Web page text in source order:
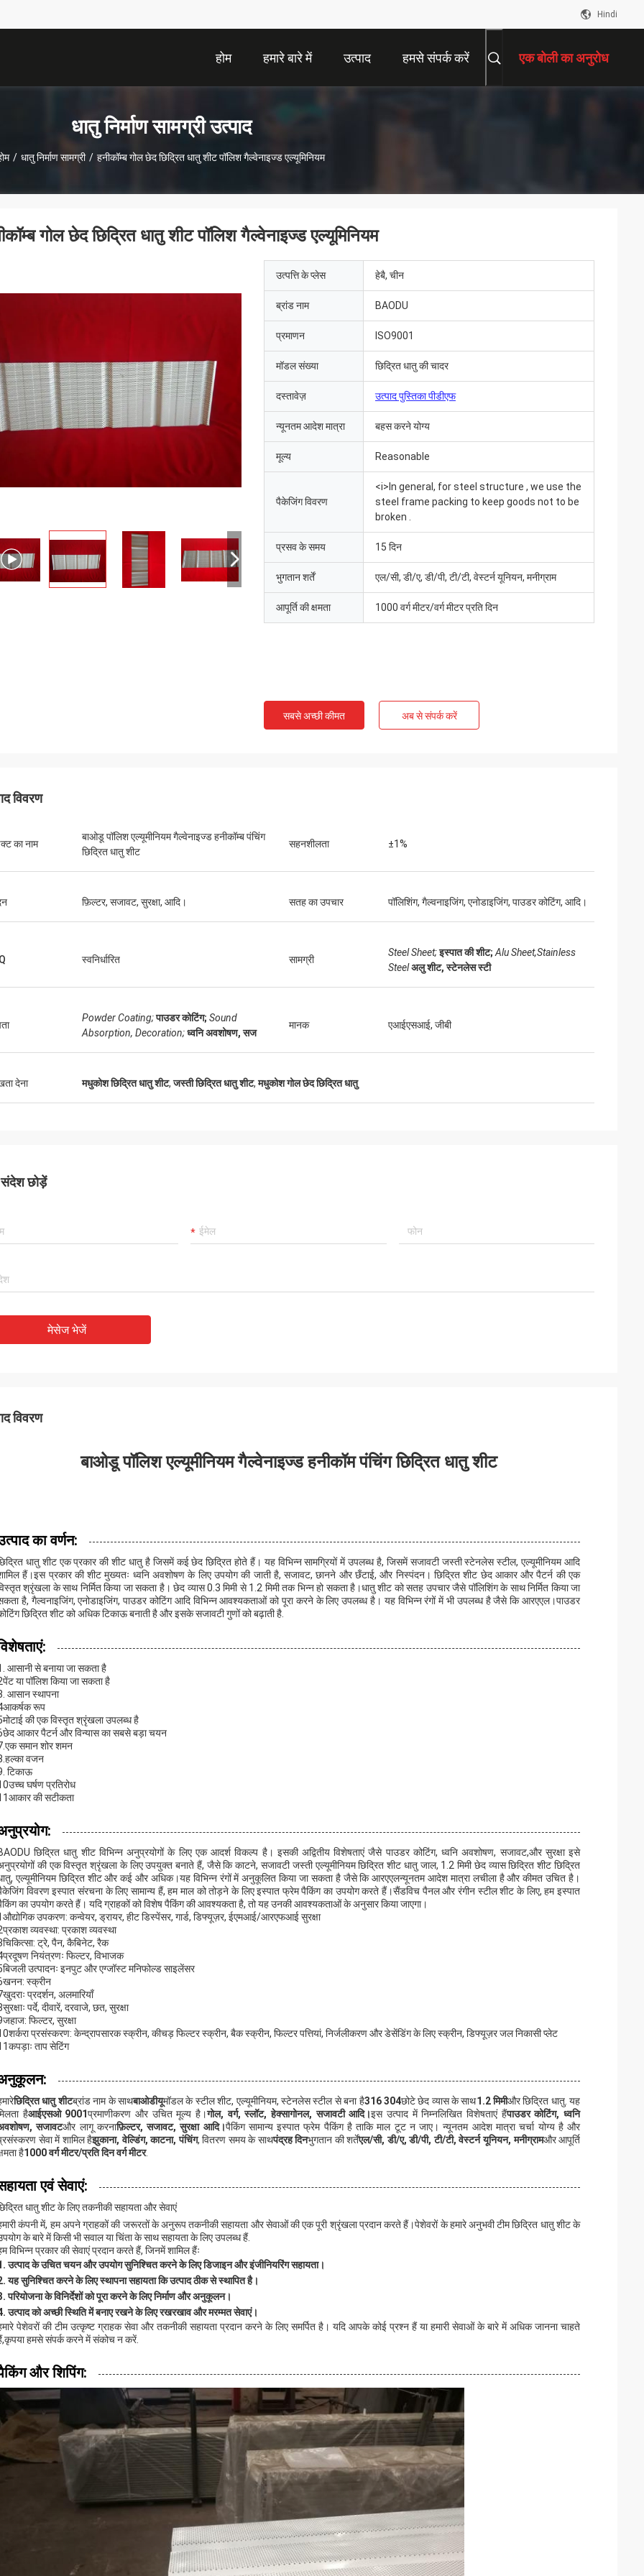
Hindi
होम हमारे बारे में उत्पाद हमसे संपर्क करें एक बोली का अनुरोध
धातु निर्माण सामग्री उत्पाद
/ धातु निर्माण सामग्री / हनीकॉम्ब गोल छेद छिद्रित धातु शीट पॉलिश गैल्वेनाइज्ड एल्यूमिनियम
श्रीमती
श्री
रहा, धन्यवाद, हम इसे पाकर खुश हैंउत्पाद पहले से ही
गोल छेद छिद्रित धातु शीट पॉलिश गैल्वेनाइज्ड एल्यूमिनियम
उत्पत्ति के प्लेस हेबै, चीन
ब्रांड नाम BAODU
प्रमाणन ISO9001
मॉडल संख्या छिद्रित धातु की चादर
दस्तावेज़ उत्पाद पुस्तिका पीडीएफ
न्यूनतम आदेश मात्रा बहस करने योग्य
मूल्य Reasonable
पैकेजिंग विवरण
<i>In general, for steel structure , we use the
steel frame packing to keep goods not to be
broken .
प्रसव के समय 15 दिन
भुगतान शर्तें एल/सी, डी/ए, डी/पी, टी/टी, वेस्टर्न यूनियन, मनीग्राम
आपूर्ति की क्षमता 1000 वर्ग मीटर/वर्ग मीटर प्रति दिन
सबसे अच्छी कीमत अब से संपर्क करें
विवरण
का नाम
बाओडू पॉलिश एल्यूमीनियम गैल्वेनाइज्ड हनीकॉम्ब पंचिंग
छिद्रित धातु शीट
सहनशीलता ±1%
फ़िल्टर, सजावट, सुरक्षा, आदि। सतह का उपचार पॉलिशिंग, गैल्वनाइजिंग, एनोडाइजिंग, पाउडर कोटिंग, आदि।
स्वनिर्धारित सामग्री
Steel Sheet;इस्पात की शीट; Alu Sheet,Stainless
Steelअलु शीट, स्टेनलेस स्टी
Powder Coating;पाउडर कोटिंग; Sound
Absorption, Decoration;ध्वनि अवशोषण, सज
मानक एआईएसआई, जीबी
देना मधुकोश छिद्रित धातु शीट,जस्ती छिद्रित धातु शीट,मधुकोश गोल छेद छिद्रित धातु
छोड़ें
मेसेज भेजें
विवरण
बाओडू पॉलिश एल्यूमीनियम गैल्वेनाइज्ड हनीकॉम पंचिंग छिद्रित धातु शीट
का वर्णन:
धातु शीट एक प्रकार की शीट धातु है जिसमें कई छेद छिद्रित होते हैं। यह विभिन्न सामग्रियों में उपलब्ध है, जिसमें सजावटी जस्ती स्टेनलेस स्टील, एल्यूमीनियम आदि
हैं।इस प्रकार की शीट मुख्यतः ध्वनि अवशोषण के लिए उपयोग की जाती है, सजावट, छानने और छँटाई, और निस्पंदन। छिद्रित शीट छेद आकार और पैटर्न की एक
श्रृंखला के साथ निर्मित किया जा सकता है। छेद व्यास 0.3 मिमी से 1.2 मिमी तक भिन्न हो सकता है।धातु शीट को सतह उपचार जैसे पॉलिशिंग के साथ निर्मित किया जा
है, गैल्वनाइजिंग, एनोडाइजिंग, पाउडर कोटिंग आदि विभिन्न आवश्यकताओं को पूरा करने के लिए उपलब्ध है। यह विभिन्न रंगों में भी उपलब्ध है जैसे कि आरएएल।पाउडर
छिद्रित शीट को अधिक टिकाऊ बनाती है और इसके सजावटी गुणों को बढ़ाती है.
आसानी से बनाया जा सकता है
या पॉलिश किया जा सकता है
आसान स्थापना
रूप
की एक विस्तृत श्रृंखला उपलब्ध है
आकार पैटर्न और विन्यास का सबसे बड़ा चयन
समान शोर शमन
वजन
टिकाऊ
घर्षण प्रतिरोध
की सटीकता
छिद्रित धातु शीट विभिन्न अनुप्रयोगों के लिए एक आदर्श विकल्प है। इसकी अद्वितीय विशेषताएं जैसे पाउडर कोटिंग, ध्वनि अवशोषण, सजावट,और सुरक्षा इसे
की एक विस्तृत श्रृंखला के लिए उपयुक्त बनाते हैं, जैसे कि काटने, सजावटी जस्ती एल्यूमीनियम छिद्रित शीट धातु जाल, 1.2 मिमी छेद व्यास छिद्रित शीट छिद्रित
एल्यूमीनियम छिद्रित शीट और कई और अधिक।यह विभिन्न रंगों में अनुकूलित किया जा सकता है जैसे कि आरएएलन्यूनतम आदेश मात्रा लचीला है और कीमत उचित है।
विवरण इस्पात संरचना के लिए सामान्य हैं, हम माल को तोड़ने के लिए इस्पात फ्रेम पैकिंग का उपयोग करते हैं।सैंडविच पैनल और रंगीन स्टील शीट के लिए, हम इस्पात
का उपयोग करते हैं। यदि ग्राहकों को विशेष पैकिंग की आवश्यकता है, तो यह उनकी आवश्यकताओं के अनुसार किया जाएगा।
उपकरण: कन्वेयर, ड्रायर, हीट डिस्पेंसर, गार्ड, डिफ्यूज़र, ईएमआई/आरएफआई सुरक्षा
व्यवस्था: प्रकाश व्यवस्था
ट्रे, पैन, कैबिनेट, रैक
नियंत्रणः फिल्टर, विभाजक
उत्पादनः इनपुट और एग्जॉस्ट मनिफोल्ड साइलेंसर
स्क्रीन
प्रदर्शन, अलमारियाँ
पर्दे, दीवारें, दरवाजे, छत, सुरक्षा
फिल्टर, सुरक्षा
प्रसंस्करण: केन्द्रापसारक स्क्रीन, कीचड़ फिल्टर स्क्रीन, बैक स्क्रीन, फिल्टर पत्तियां, निर्जलीकरण और डेसेंडिंग के लिए स्क्रीन, डिफ्यूज़र जल निकासी प्लेट
ताप सेटिंग
छिद्रित धातु शीटब्रांड नाम के साथबाओडीयूमॉडल के स्टील शीट, एल्यूमीनियम, स्टेनलेस स्टील से बना है316 304छोटे छेद व्यास के साथ1.2 मिमीऔर छिद्रित धातु. यह
हैआईएसओ 9001प्रमाणीकरण और उचित मूल्य है।गोल, वर्ग, स्लॉट, हेक्सागोनल, सजावटी आदि।इस उत्पाद में निम्नलिखित विशेषताएं हैंपाउडर कोटिंग, ध्वनि
सजावटऔर लागू करनाफ़िल्टर, सजावट, सुरक्षा आदि।पैकिंग सामान्य इस्पात फ्रेम पैकिंग है ताकि माल टूट न जाए। न्यूनतम आदेश मात्रा चर्चा योग्य है और
सेवा में शामिल हैझुकाना, वेल्डिंग, काटना, पंचिंग, वितरण समय के साथपंद्रह दिनभुगतान की शर्तेंएल/सी, डी/ए, डी/पी, टी/टी, वेस्टर्न यूनियन, मनीग्रामऔर आपूर्ति
है1000 वर्ग मीटर/प्रति दिन वर्ग मीटर.
एवं सेवाएं:
धातु शीट के लिए तकनीकी सहायता और सेवाएं
कंपनी में, हम अपने ग्राहकों की जरूरतों के अनुरूप तकनीकी सहायता और सेवाओं की एक पूरी श्रृंखला प्रदान करते हैं।पेशेवरों के हमारे अनुभवी टीम छिद्रित धातु शीट के
के बारे में किसी भी सवाल या चिंता के साथ सहायता के लिए उपलब्ध हैं.
विभिन्न प्रकार की सेवाएं प्रदान करते हैं, जिनमें शामिल हैंः
उत्पाद के उचित चयन और उपयोग सुनिश्चित करने के लिए डिजाइन और इंजीनियरिंग सहायता।
यह सुनिश्चित करने के लिए स्थापना सहायता कि उत्पाद ठीक से स्थापित है।
परियोजना के विनिर्देशों को पूरा करने के लिए निर्माण और अनुकूलन।
उत्पाद को अच्छी स्थिति में बनाए रखने के लिए रखरखाव और मरम्मत सेवाएं।
पेशेवरों की टीम उत्कृष्ट ग्राहक सेवा और तकनीकी सहायता प्रदान करने के लिए समर्पित है। यदि आपके कोई प्रश्न हैं या हमारी सेवाओं के बारे में अधिक जानना चाहते
हमसे संपर्क करने में संकोच न करें.
और शिपिंग: